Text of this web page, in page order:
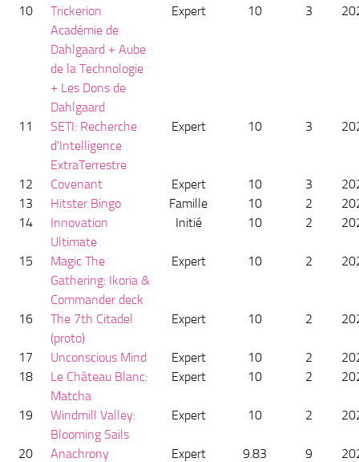
10
Trickerion
Académie de
Dahlgaard + Aube
de la Technologie
+ Les Dons de
Dahlgaard
Expert 10 3
11
SETI: Recherche
d'Intelligence
ExtraTerrestre
Expert 10 3
12 Covenant Expert 10 3
13
Hitster Bingo Famille 10 2
14
Innovation
Ultimate
Initié 10 2
15
Magic The
Gathering: Ikoria &
Commander deck
Expert 10 2
16
The 7th Citadel
(proto)
Expert 10 2
17 Unconscious Mind Expert 10 2
18
Le Château Blanc:
Matcha
Expert 10 2
19
Windmill Valley:
Blooming Sails
Expert 10 2
20
Anachrony
Expert 9.83 9